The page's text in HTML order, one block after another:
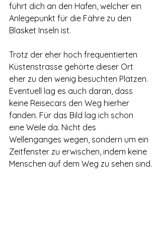
führt dich an den Hafen, welcher ein
Anlegepunkt für die Fähre zu den
Blasket Inseln ist.
Trotz der eher hoch frequentierten
Küstenstrasse gehörte dieser Ort
eher zu den wenig besuchten Plätzen.
Eventuell lag es auch daran, dass
keine Reisecars den Weg hierher
fanden. Für das Bild lag ich schon
eine Weile da. Nicht des
Wellenganges wegen, sondern um ein
Zeitfenster zu erwischen, indem keine
Menschen auf dem Weg zu sehen sind.